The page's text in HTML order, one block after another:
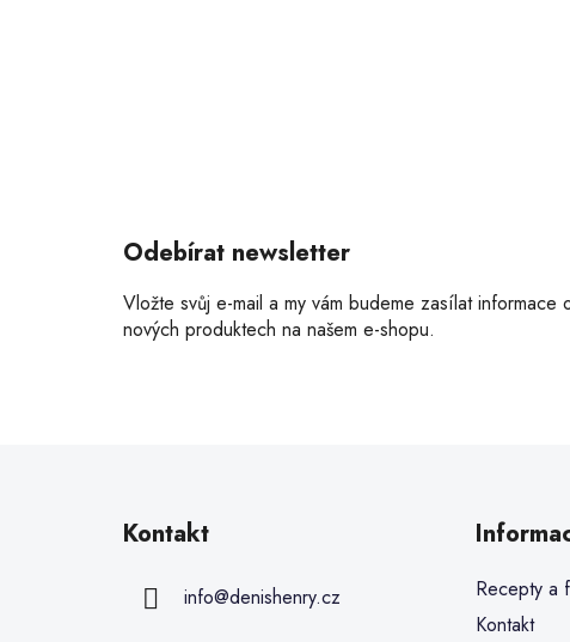
Odebírat newsletter
Vložte svůj e-mail a my vám budeme zasílat informace
nových produktech na našem e-shopu.
Kontakt
info@denishenry.cz
Recepty a
Kontakt